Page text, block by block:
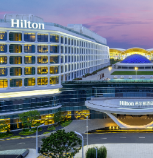
贝净 AC 国际医疗实验